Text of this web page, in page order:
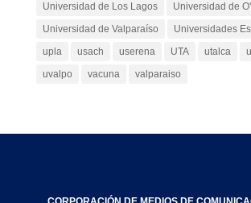
Universidad de Los Lagos
Universidad de
Universidad de Valparaíso
Universidades
upla
usach userena UTA utalca
uvalpo
vacuna valparaiso